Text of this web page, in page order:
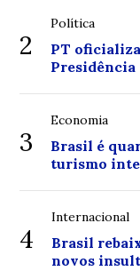
2
Política
PT
Presidência
3
Economia
Brasil é
turismo
4
Internacional
Brasil
novos